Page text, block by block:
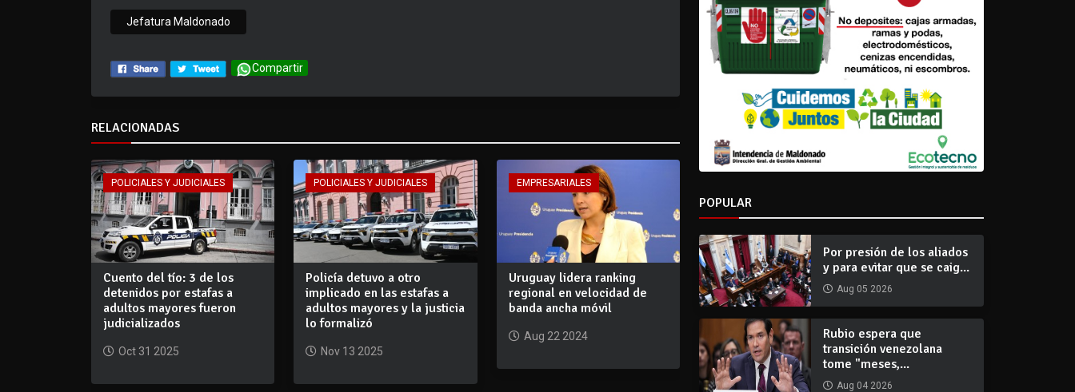
Jefatura Maldonado
Compartir
RELACIONADAS
POLICIALES Y JUDICIALES
Cuento del tío: 3 de los
detenidos por estafas a
adultos mayores fueron
judicializados
Oct 31 2025
POLICIALES Y JUDICIALES
Policía detuvo a otro
implicado en las estafas a
adultos mayores y la justicia
lo formalizó
Nov 13 2025
EMPRESARIALES
Uruguay lidera ranking
regional en velocidad de
banda ancha móvil
Aug 22 2024
POPULAR
Por presión de los aliados
y para evitar que se caig...
Aug 05 2026
Rubio espera que
transición venezolana
tome "meses,...
Aug 04 2026